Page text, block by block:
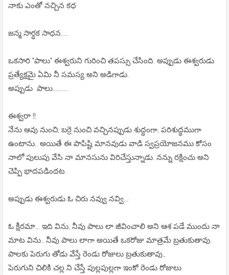
నాకు ఎంతో నచ్చిన కధ
జన్మ సార్ధక సాధన.....
ఒకసారి "పాలు" ఈశ్వరుని గురించి తపస్సు చేసింది. అప్పుడు ఈశ్వరుడు
ప్రత్యేక్షమై ఏమి నీ సమస్య అని అడిగాడు.
అప్పుడు పాలు..........
ఈశ్వరా !!
నేను ఆవు నుంచి, బర్రె నుంచి వచ్చినప్పుడు శుద్ధంగా, పరిశుద్ధముగా
ఉంటాను.. అయితే ఈ పాపిష్టి మానవుడు వాడి స్వప్రయోజనము కోసం
నాలో పులుపు వేసి నా మానసును విరిచేస్తున్నాడు. నన్ను రక్షించు అని
చెప్పి భాదపడిందట.
అప్పుడు ఈశ్వరుడు ఓ చిరు నవ్వు నవ్వి...
ఓ క్షీరమా... ఇది విను, నీవు పాలు లా జీవించాలి అని ఆశ పడే ముందు నా
మాట విను.. నీవు పాలు లాగా అయితే ఒకరోజు మాత్రమే బ్రతుకుతావు.
పాలకు పెరుగు తోడు వేస్తే రెండు రోజులు బ్రతుకుతావు.,
పెరుగుని చిలికి చల్ల ని చేస్తే పుల్లపుల్లగా ఇంకో రెండు రోజులు